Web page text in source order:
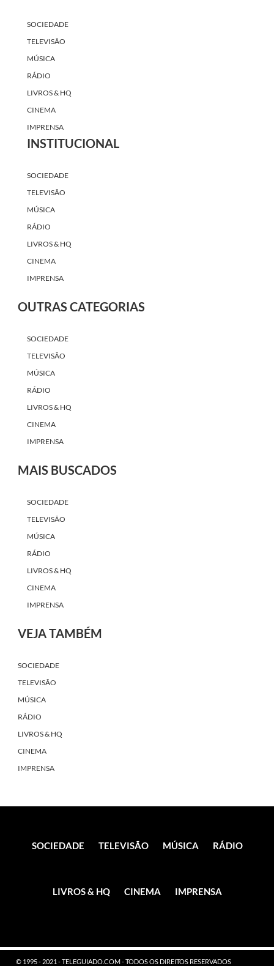
SOCIEDADE
TELEVISÃO
MÚSICA
RÁDIO
LIVROS & HQ
CINEMA
IMPRENSA
INSTITUCIONAL
SOCIEDADE
TELEVISÃO
MÚSICA
RÁDIO
LIVROS & HQ
CINEMA
IMPRENSA
OUTRAS CATEGORIAS
SOCIEDADE
TELEVISÃO
MÚSICA
RÁDIO
LIVROS & HQ
CINEMA
IMPRENSA
MAIS BUSCADOS
SOCIEDADE
TELEVISÃO
MÚSICA
RÁDIO
LIVROS & HQ
CINEMA
IMPRENSA
VEJA TAMBÉM
SOCIEDADE
TELEVISÃO
MÚSICA
RÁDIO
LIVROS & HQ
CINEMA
IMPRENSA
SOCIEDADE TELEVISÃO MÚSICA RÁDIO
LIVROS & HQ CINEMA IMPRENSA
© 1995 - 2021 - TELEGUIADO.COM - TODOS OS DIREITOS RESERVADOS